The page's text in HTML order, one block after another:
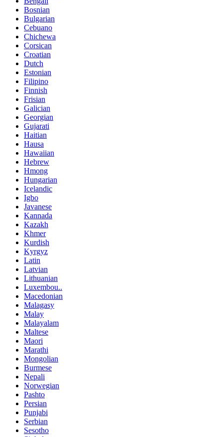
Bosnian
Bulgarian
Cebuano
Chichewa
Corsican
Croatian
Dutch
Estonian
Filipino
Finnish
Frisian
Galician
Georgian
Gujarati
Haitian
Hausa
Hawaiian
Hebrew
Hmong
Hungarian
Icelandic
Igbo
Javanese
Kannada
Kazakh
Khmer
Kurdish
Kyrgyz
Latin
Latvian
Lithuanian
Luxembou..
Macedonian
Malagasy
Malay
Malayalam
Maltese
Maori
Marathi
Mongolian
Burmese
Nepali
Norwegian
Pashto
Persian
Punjabi
Serbian
Sesotho